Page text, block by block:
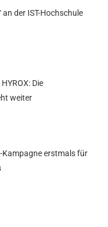
an der IST-Hochschule
Die
weiter
erstmals für